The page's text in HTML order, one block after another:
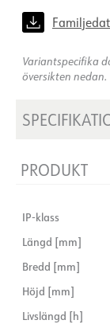
Variantspecifika
översikten nedan.
PRODUKT
IP-klass
Längd [mm]
Bredd [mm]
Höjd [mm]
Livslängd [h]